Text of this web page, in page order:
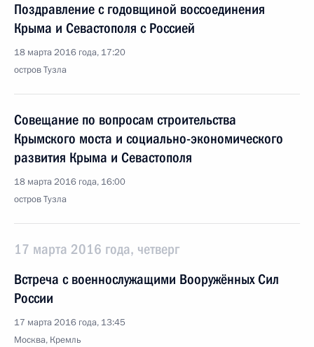
Поздравление с годовщиной воссоединения
Крыма и Севастополя с Россией
18 марта 2016 года, 17:20
остров Тузла
Совещание по вопросам строительства
Крымского моста и социально-экономического
развития Крыма и Севастополя
18 марта 2016 года, 16:00
остров Тузла
17 марта 2016 года, четверг
Встреча с военнослужащими Вооружённых Сил
России
17 марта 2016 года, 13:45
Москва, Кремль